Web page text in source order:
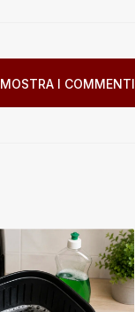
MOSTRA I COMMENTI